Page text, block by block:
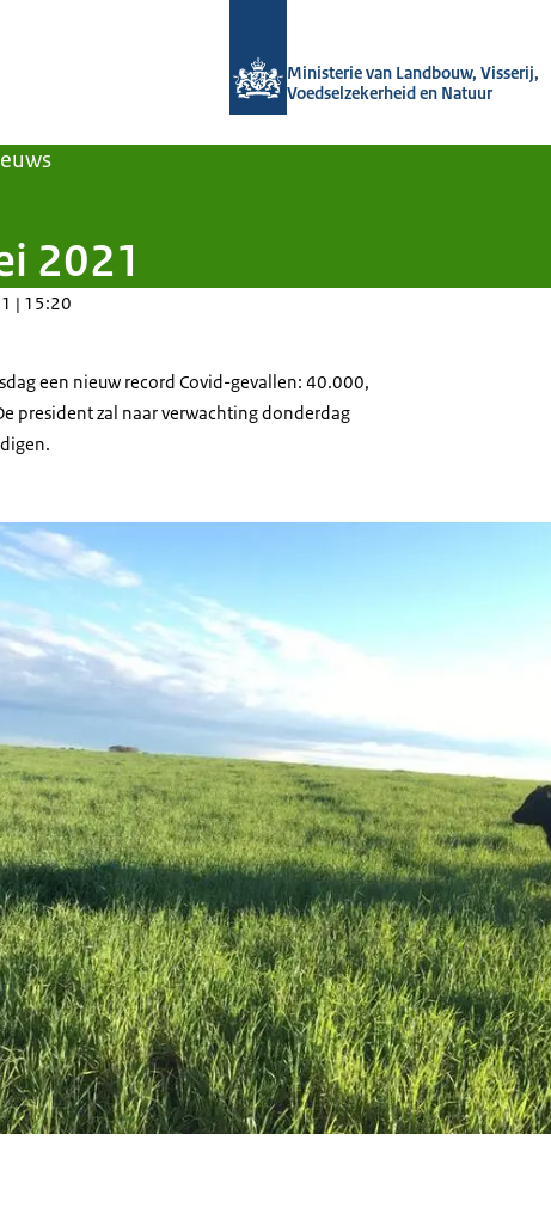
Ministerie van Landbouw, Visserij,
Voedselzekerheid en Natuur
2021
| 15:20
een nieuw record Covid-gevallen: 40.000,
president zal naar verwachting donderdag